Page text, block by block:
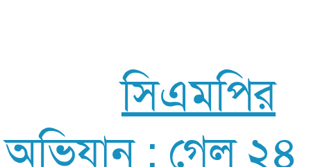
সিএমপির
অভিযান : গেল ২৪